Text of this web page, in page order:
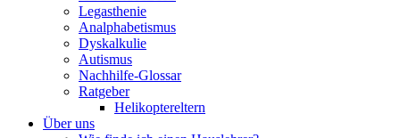
Legasthenie
Analphabetismus
Dyskalkulie
Autismus
Nachhilfe-Glossar
Ratgeber
Helikoptereltern
Über uns